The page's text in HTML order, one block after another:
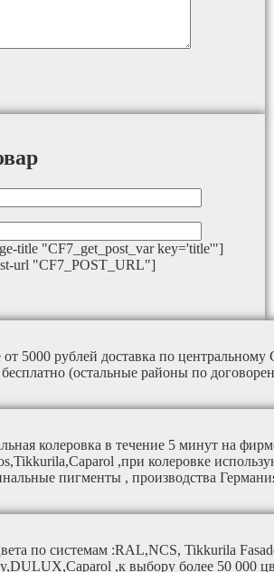
title "CF7_get_post_var key='title'"]
url "CF7_POST_URL"]
5000 рублей доставка по центральному
бесплатно (остальные районы по
колеровка в течение 5 минут на
,при колеровке
пигменты , производства
по системам :RAL,NCS, Tikkurila
,к выбору более 50 000